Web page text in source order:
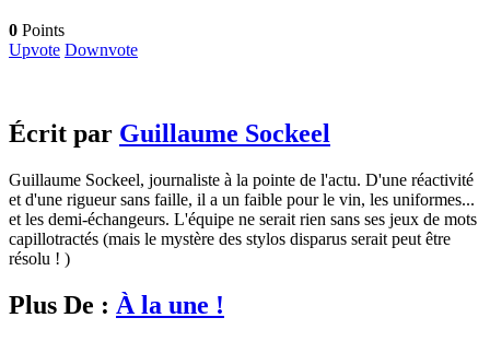
0 Points
Upvote Downvote
Écrit par Guillaume Sockeel
Guillaume Sockeel, journaliste à la pointe de l'actu. D'une réactivité
et d'une rigueur sans faille, il a un faible pour le vin, les uniformes...
et les demi-échangeurs. L'équipe ne serait rien sans ses jeux de mots
capillotractés (mais le mystère des stylos disparus serait peut être
résolu ! )
Plus De : À la une !